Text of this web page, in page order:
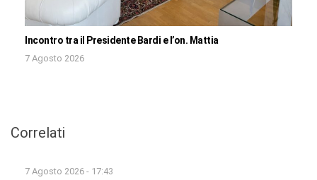
Incontro tra il Presidente Bardi e l’on. Mattia
7 Agosto 2026
Correlati
7 Agosto 2026 - 17:43